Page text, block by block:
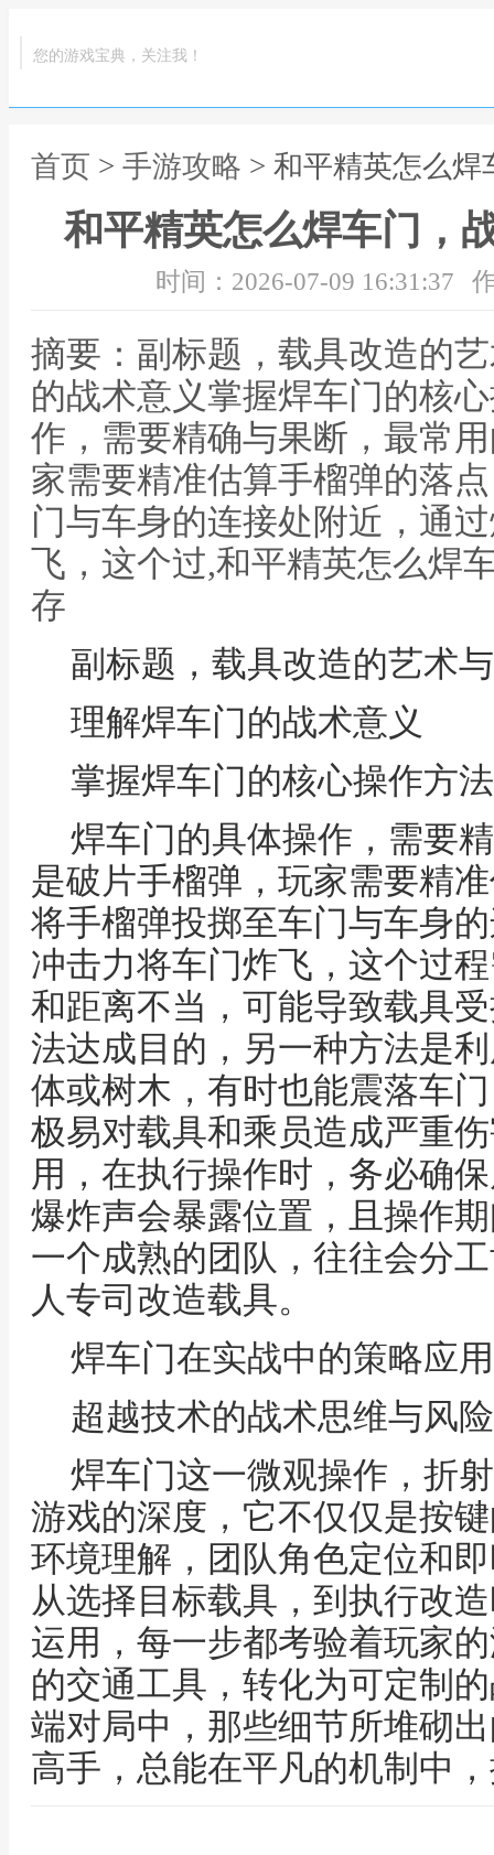
您的游戏宝典，关注我！
首页 > 手游攻略 > 和平精英怎么
和平精英怎么焊车门，
时间：2026-07-09 16:31:37
摘要：副标题，载具改造的
的战术意义掌握焊车门的核
作，需要精确与果断，最常
家需要精准估算手榴弹的落
门与车身的连接处附近，通
飞，这个过,和平精英怎么焊
存
副标题，载具改造的艺术
理解焊车门的战术意义
掌握焊车门的核心操作方法
焊车门的具体操作，需要
是破片手榴弹，玩家需要精
将手榴弹投掷至车门与车身
冲击力将车门炸飞，这个过
和距离不当，可能导致载具
法达成目的，另一种方法是
体或树木，有时也能震落车
极易对载具和乘员造成严重
用，在执行操作时，务必确
爆炸声会暴露位置，且操作
一个成熟的团队，往往会分
人专司改造载具。
焊车门在实战中的策略应用
超越技术的战术思维与风
焊车门这一微观操作，折
游戏的深度，它不仅仅是按
环境理解，团队角色定位和
从选择目标载具，到执行改
运用，每一步都考验着玩家
的交通工具，转化为可定制
端对局中，那些细节所堆砌
高手，总能在平凡的机制中